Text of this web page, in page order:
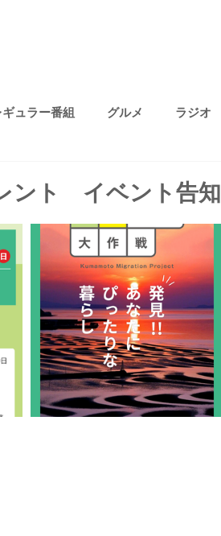
ギュラー番組 グルメ ラジオ
ント イベント告知